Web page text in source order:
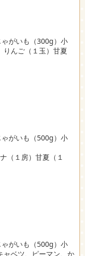
ゃがいも（300g）小
りんご（１玉）甘夏
ゃがいも（500g）小
（１房）甘夏（１
ゃがいも（500g）小
ャベツ、ピーマン、か